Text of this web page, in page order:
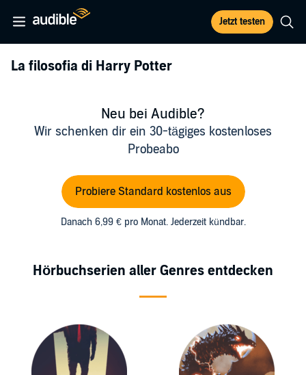
Jetzt testen
La filosofia di Harry Potter
Neu bei Audible?
Wir schenken dir ein 30-tägiges kostenloses
Probeabo
Probiere Standard kostenlos aus
Danach 6,99 € pro Monat. Jederzeit kündbar.
Hörbuchserien aller Genres entdecken